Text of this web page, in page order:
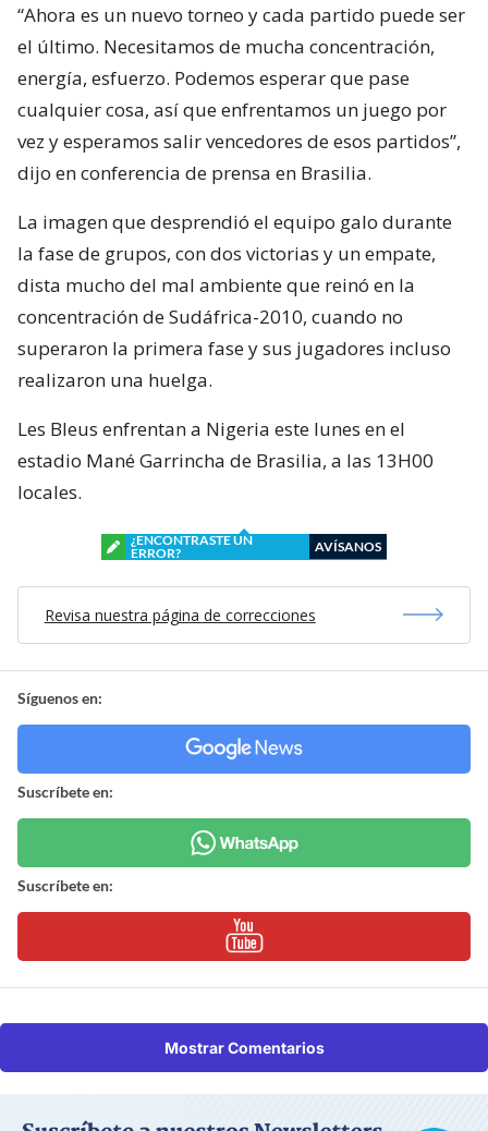
“Ahora es un nuevo torneo y cada partido puede ser
el último. Necesitamos de mucha concentración,
energía, esfuerzo. Podemos esperar que pase
cualquier cosa, así que enfrentamos un juego por
vez y esperamos salir vencedores de esos partidos”,
dijo en conferencia de prensa en Brasilia.
La imagen que desprendió el equipo galo durante
la fase de grupos, con dos victorias y un empate,
dista mucho del mal ambiente que reinó en la
concentración de Sudáfrica-2010, cuando no
superaron la primera fase y sus jugadores incluso
realizaron una huelga.
Les Bleus enfrentan a Nigeria este lunes en el
estadio Mané Garrincha de Brasilia, a las 13H00
locales.
¿ENCONTRASTE UN
ERROR?
AVÍSANOS
Revisa nuestra página de correcciones
Síguenos en:
Suscríbete en:
Suscríbete en:
Mostrar Comentarios